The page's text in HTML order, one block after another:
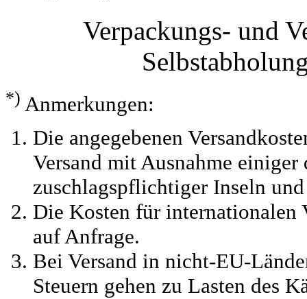
Verpackungs- und
*) Anmerkungen:
Die angegebenen
Versand mit Ausnahme
zuschlagspflichtiger Inseln
Die Kosten für
auf Anfrage.
Bei Versand in nicht-EU-
Steuern gehen zu Lasten des